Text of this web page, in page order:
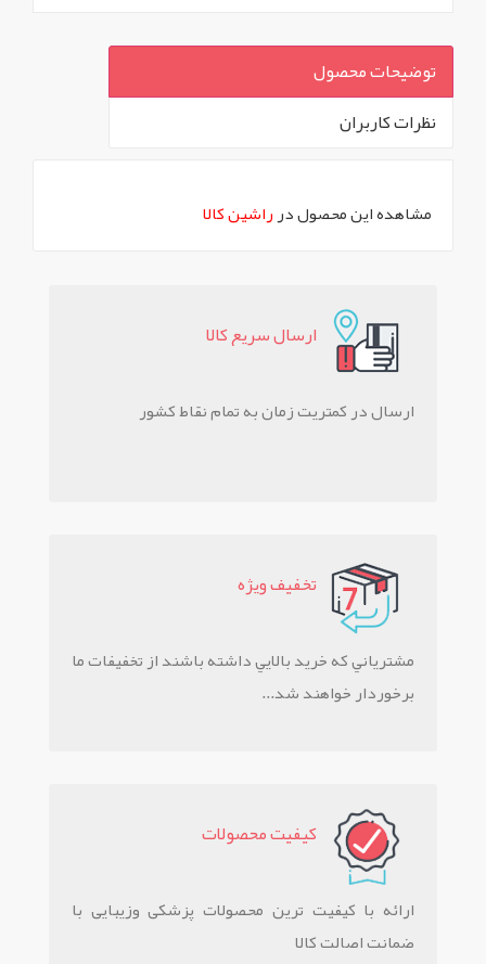
توضیحات محصول
نظرات کاربران
مشاهده این محصول درراشین کالا
ارسال سريع کالا
ارسال در کمتریت زمان به تمام نقاط کشور
تخفيف ويژه
مشترياني که خريد بالايي داشته باشند از تخفيفات ما
برخوردار خواهند شد...
کيفيت محصولات
ارائه با کیفیت ترین محصولات پزشکی وزیبایی با
ضمانت اصالت کالا